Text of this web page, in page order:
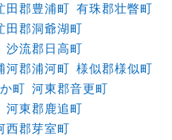
田郡豊浦町 有珠郡壮瞥町
田郡洞爺湖町
沙流郡日高町
河郡浦河町 様似郡様似町
町 河東郡音更町
河東郡鹿追町
西郡芽室町